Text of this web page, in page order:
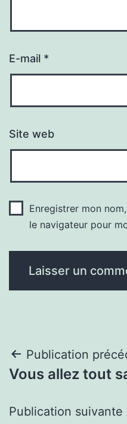
E-mail *
Site web
Enregistrer mon
le navigateur pour
Navigation
de
l’article
Publication
Vous allez tout
Publication suivante